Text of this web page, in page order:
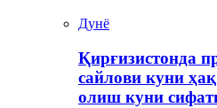
Дунё
Қирғизистонда
сайлови куни
олиш куни